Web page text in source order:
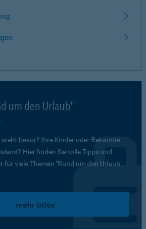
um den Urlaub"
bevor? Ihre Kinder oder Bekannte
Hier finden Sie tolle Tipps und
für viele Themen "Rund um den Urlaub".
mehr Infos